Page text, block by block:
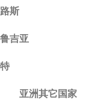
斯
吉亚
亚洲其它国家